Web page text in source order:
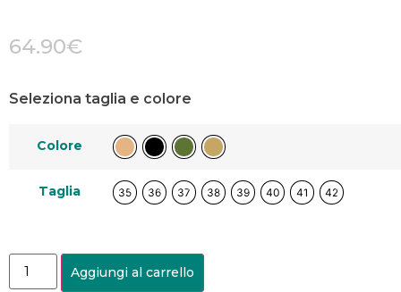
64.90€
Seleziona taglia e colore
Colore
Taglia 35 36 37 38 39 40 41 42
Aggiungi al carrello